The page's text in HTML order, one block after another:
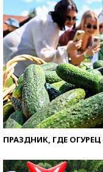
ПРАЗДНИК, ГДЕ